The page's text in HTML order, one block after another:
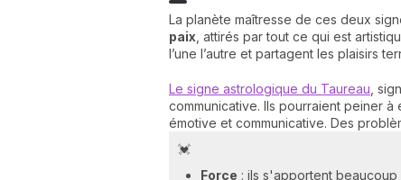
La planète maîtresse de ces deux
paix , attirés par tout ce qui est
l’une l’autre et partagent les plaisirs
Le signe astrologique du Taureau ,
communicative. Ils pourraient peiner
émotive et communicative. Des
💓
Force : ils s'apportent beaucoup